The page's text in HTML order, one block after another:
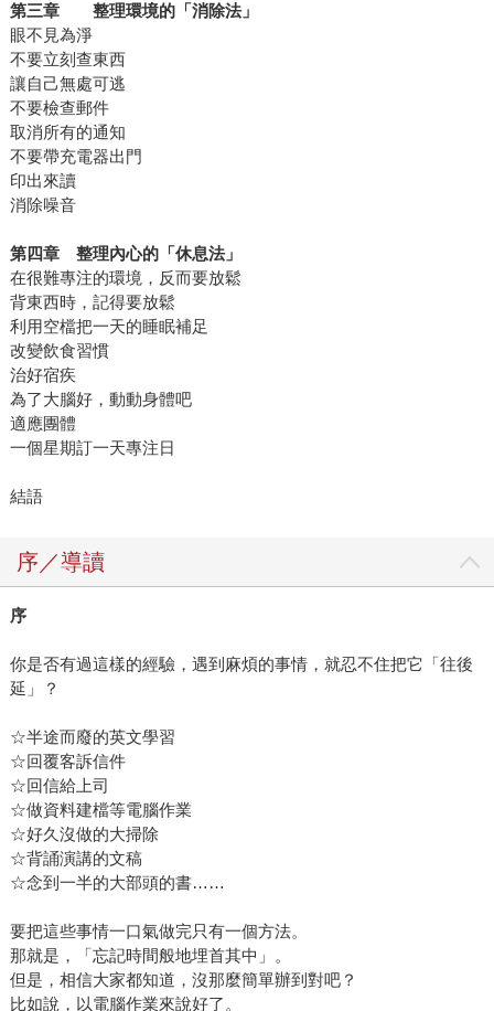
第三章 整理環境的「消除法」
眼不見為淨
不要立刻查東西
讓自己無處可逃
不要檢查郵件
取消所有的通知
不要帶充電器出門
印出來讀
消除噪音
第四章 整理內心的「休息法」
在很難專注的環境，反而要放鬆
背東西時，記得要放鬆
利用空檔把一天的睡眠補足
改變飲食習慣
治好宿疾
為了大腦好，動動身體吧
適應團體
一個星期訂一天專注日
結語
序／導讀
序
你是否有過這樣的經驗，遇到麻煩的事情，就忍不住把它「往後
延」？
☆半途而廢的英文學習
☆回覆客訴信件
☆回信給上司
☆做資料建檔等電腦作業
☆好久沒做的大掃除
☆背誦演講的文稿
☆念到一半的大部頭的書……
要把這些事情一口氣做完只有一個方法。
那就是，「忘記時間般地埋首其中」。
但是，相信大家都知道，沒那麼簡單辦到對吧？
比如說，以電腦作業來說好了。